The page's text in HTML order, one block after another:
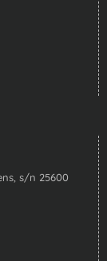
s/n 25600